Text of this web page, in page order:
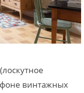
фоне винтажных